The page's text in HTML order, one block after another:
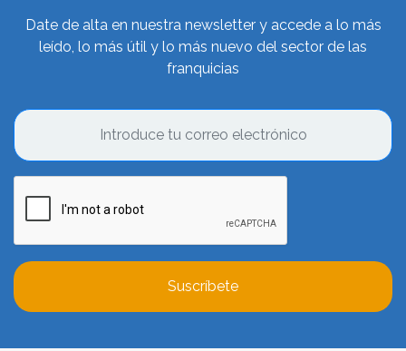
Date de alta en nuestra newsletter y accede a lo más
leído, lo más útil y lo más nuevo del sector de las
franquicias
Suscríbete